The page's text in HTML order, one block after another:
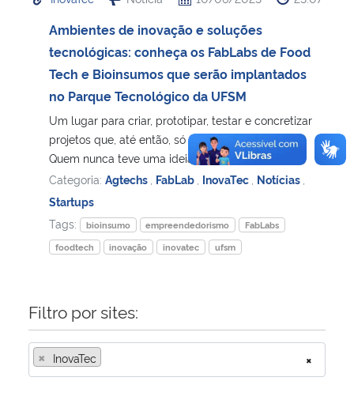
Ambientes de inovação e soluções
tecnológicas: conheça os FabLabs de Food
Tech e Bioinsumos que serão implantados
no Parque Tecnológico da UFSM
Um lugar para criar, prototipar, testar e concretizar
projetos que, até então, só se tinha no papel.
Quem nunca teve uma ideia […]
Categoria: Agtechs FabLab InovaTec Notícias
Startups
Tags:
bioinsumo empreendedorismo
FabLabs
foodtech
inovação inovatec ufsm
Filtro por sites:
×
× InovaTec